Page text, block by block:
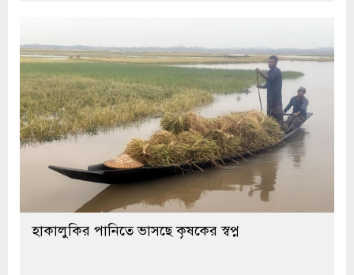
হাকালুকির পানিতে ভাসছে কৃষকের স্বপ্ন